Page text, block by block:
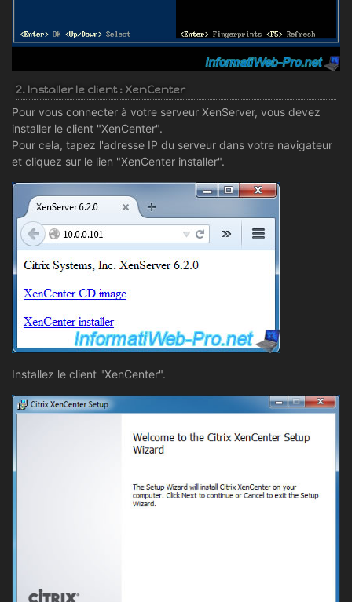
2. Installer le client : XenCenter
Pour vous connecter à votre serveur XenServer, vous devez
installer le client "XenCenter".
Pour cela, tapez l'adresse IP du serveur dans votre navigateur
et cliquez sur le lien "XenCenter installer".
Installez le client "XenCenter".